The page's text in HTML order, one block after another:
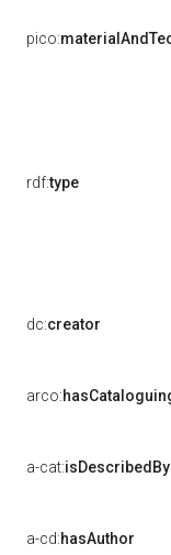
pico:
rdf:type
dc:creator
arco:
a-cat:
a-cd:hasAuthor